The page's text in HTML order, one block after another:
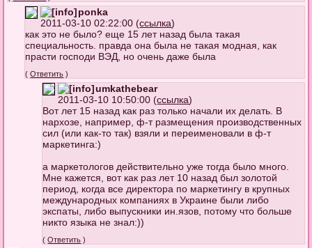
ponka
2011-03-10 02:22:00 (ссылка)
как это не было? еще 15 лет назад была такая
специальность. правда она была не такая модная, как
прасти господи ВЭД, но очень даже была
(Ответить )
umkathebear
2011-03-10 10:50:00 (ссылка)
Вот лет 15 назад как раз только начали их делать. В
нархозе, например, ф-т размещения производственных
сил (или как-то так) взяли и переименовали в ф-т
маркетинга:)
а маркетологов действительно уже тогда было много.
Мне кажется, вот как раз лет 10 назад был золотой
период, когда все директора по маркетингу в крупных
международных компаниях в Украине были либо
экспаты, либо выпускники ин.язов, потому что больше
никто языка не знал:))
(Ответить )